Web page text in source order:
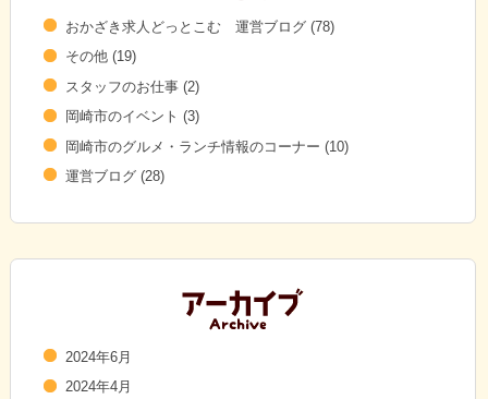
おかざき求人どっとこむ 運営ブログ(78)
その他(19)
スタッフのお仕事(2)
岡崎市のイベント (3)
岡崎市のグルメ・ランチ情報のコーナー (10)
運営ブログ(28)
2024年6月
2024年4月